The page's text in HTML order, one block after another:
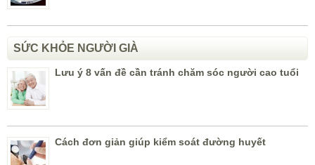
SỨC KHỎE NGƯỜI GIÀ
Lưu ý 8 vấn đề cần tránh chăm sóc người cao tuổi
Cách đơn giản giúp kiểm soát đường huyết